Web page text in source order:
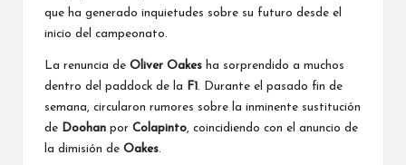
que ha generado inquietudes sobre su futuro desde el
inicio del campeonato.
La renuncia de Oliver Oakes ha sorprendido a muchos
dentro del paddock de la
F1
. Durante el pasado fin de
semana, circularon rumores sobre la inminente sustitución
de Doohan por Colapinto , coincidiendo con el anuncio de
la dimisión de Oakes